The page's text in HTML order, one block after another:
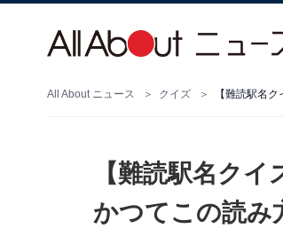
All About ニュース クイズ 【難読駅名
【難読駅名ク
かつてこの読